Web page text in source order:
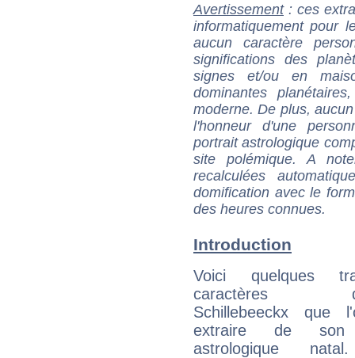
Avertissement: ces
informatiquement pour
aucun caractère
significations des
signes et/ou en
dominantes
moderne. De plus,
l'honneur d'une
portrait astrologique
site polémique. A
recalculées
domification avec le
des heures connues.
Introduction
Voici quelques
caractères
Schillebeeckx que
extraire de son
astrologique